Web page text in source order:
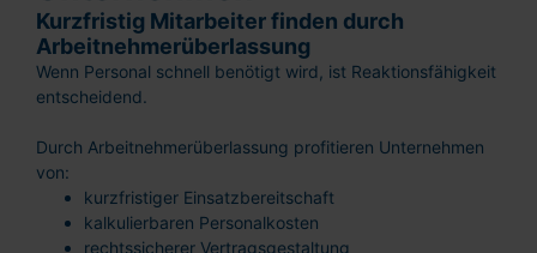
Kurzfristig Mitarbeiter finden durch
Arbeitnehmerüberlassung
Wenn Personal schnell benötigt wird, ist Reaktionsfähigkeit
entscheidend.
Durch Arbeitnehmerüberlassung profitieren Unternehmen
von:
kurzfristiger Einsatzbereitschaft
kalkulierbaren Personalkosten
rechtssicherer Vertragsgestaltung